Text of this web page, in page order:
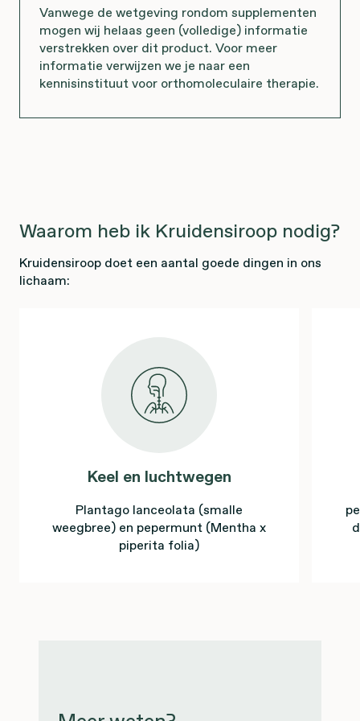
Vanwege de wetgeving rondom supplementen
mogen wij helaas geen (volledige) informatie
verstrekken over dit product. Voor meer
informatie verwijzen we je naar een
kennisinstituut voor orthomoleculaire therapie.
Waarom heb ik Kruidensiroop nodig?
Kruidensiroop doet een aantal goede dingen in ons
lichaam:
Keel en luchtwegen
Plantago lanceolata (smalle
weegbree) en pepermunt (Mentha x
piperita folia)